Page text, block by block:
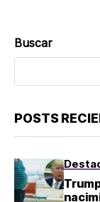
Buscar
POSTS